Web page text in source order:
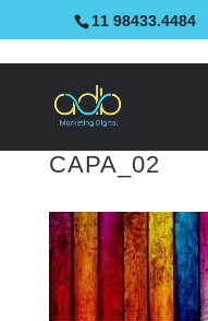
11 98433.4484
CAPA_02